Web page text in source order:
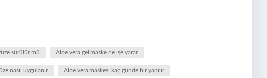
sürülür mü Aloe vera gel maske ne işe yarar
nasıl uygulanır Aloe vera maskesi kaç günde bir yapılır